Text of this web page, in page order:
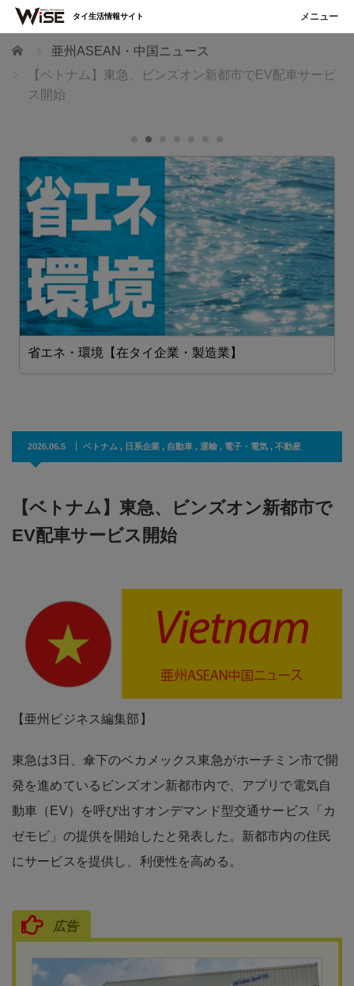
ホーム
亜州ASEAN・中国ニュース
【ベトナム】東急、ビンズオン新都市でEV配車サービ
ス開始
省エネ・環境【在タイ企業・製造業】
2026.06.5 ベトナム , 日系企業 , 自動車 , 運輸 , 電子・電気 , 不動産
【ベトナム】東急、ビンズオン新都市で
EV配車サービス開始
【亜州ビジネス編集部】
東急は3日、傘下のベカメックス東急がホーチミン市で開
発を進めているビンズオン新都市内で、アプリで電気自
動車（EV）を呼び出すオンデマンド型交通サービス「カ
ゼモビ」の提供を開始したと発表した。新都市内の住民
にサービスを提供し、利便性を高める。
広告
タイ生活情報サイト